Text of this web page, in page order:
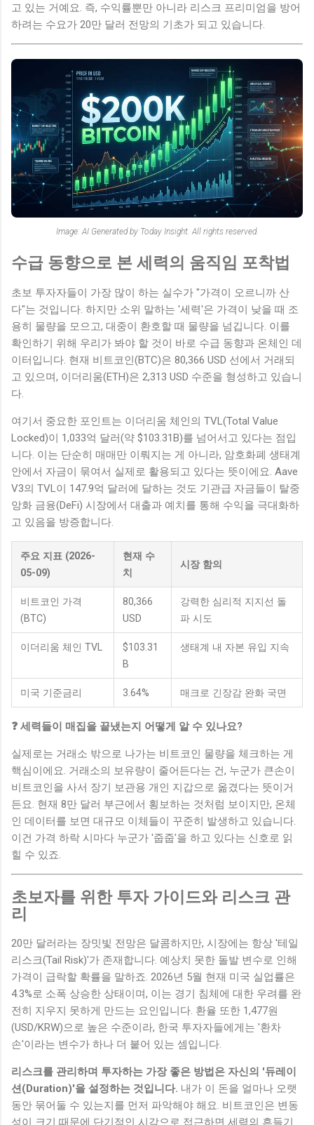
고 있는 거예요. 즉, 수익률뿐만 아니라 리스크 프리미엄을 방어
하려는 수요가 20만 달러 전망의 기초가 되고 있습니다.
Image: AI Generated by Today Insight. All rights reserved.
수급 동향으로 본 세력의 움직임 포착법
초보 투자자들이 가장 많이 하는 실수가 "가격이 오르니까 산
다"는 것입니다. 하지만 소위 말하는 '세력'은 가격이 낮을 때 조
용히 물량을 모으고, 대중이 환호할 때 물량을 넘깁니다. 이를
확인하기 위해 우리가 봐야 할 것이 바로 수급 동향과 온체인 데
이터입니다. 현재 비트코인(BTC)은 80,366 USD 선에서 거래되
고 있으며, 이더리움(ETH)은 2,313 USD 수준을 형성하고 있습니
다.
여기서 중요한 포인트는 이더리움 체인의 TVL(Total Value
Locked)이 1,033억 달러(약 $103.31B)를 넘어서고 있다는 점입
니다. 이는 단순히 매매만 이뤄지는 게 아니라, 암호화폐 생태계
안에서 자금이 묶여서 실제로 활용되고 있다는 뜻이에요. Aave
V3의 TVL이 147.9억 달러에 달하는 것도 기관급 자금들이 탈중
앙화 금융(DeFi) 시장에서 대출과 예치를 통해 수익을 극대화하
고 있음을 방증합니다.
주요 지표 (2026-
05-09)
현재 수
치
시장 함의
비트코인 가격
(BTC)
80,366
USD
강력한 심리적 지지선 돌
파 시도
이더리움 체인 TVL
$103.31
B
생태계 내 자본 유입 지속
미국 기준금리 3.64% 매크로 긴장감 완화 국면
❓ 세력들이 매집을 끝냈는지 어떻게 알 수 있나요?
실제로는 거래소 밖으로 나가는 비트코인 물량을 체크하는 게
핵심이에요. 거래소의 보유량이 줄어든다는 건, 누군가 큰손이
비트코인을 사서 장기 보관용 개인 지갑으로 옮겼다는 뜻이거
든요. 현재 8만 달러 부근에서 횡보하는 것처럼 보이지만, 온체
인 데이터를 보면 대규모 이체들이 꾸준히 발생하고 있습니다.
이건 가격 하락 시마다 누군가 '줍줍'을 하고 있다는 신호로 읽
힐 수 있죠.
초보자를 위한 투자 가이드와 리스크 관
리
20만 달러라는 장밋빛 전망은 달콤하지만, 시장에는 항상 '테일
리스크(Tail Risk)'가 존재합니다. 예상치 못한 돌발 변수로 인해
가격이 급락할 확률을 말하죠. 2026년 5월 현재 미국 실업률은
4.3%로 소폭 상승한 상태이며, 이는 경기 침체에 대한 우려를 완
전히 지우지 못하게 만드는 요인입니다. 환율 또한 1,477원
(USD/KRW)으로 높은 수준이라, 한국 투자자들에게는 '환차
손'이라는 변수가 하나 더 붙어 있는 셈입니다.
리스크를 관리하며 투자하는 가장 좋은 방법은 자신의 '듀레이
션(Duration)'을 설정하는 것입니다. 내가 이 돈을 얼마나 오랫
동안 묶어둘 수 있는지를 먼저 파악해야 해요. 비트코인은 변동
성이 크기 때문에 단기적인 시각으로 접근하면 세력의 흔들기